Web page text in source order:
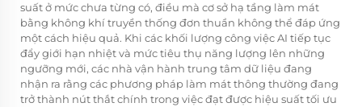
suất ở mức chưa từng có, điều mà cơ sở hạ tầng làm mát
bằng không khí truyền thống đơn thuần không thể đáp ứng
một cách hiệu quả. Khi các khối lượng công việc AI tiếp tục
đẩy giới hạn nhiệt và mức tiêu thụ năng lượng lên những
ngưỡng mới, các nhà vận hành trung tâm dữ liệu đang
nhận ra rằng các phương pháp làm mát thông thường đang
trở thành nút thắt chính trong việc đạt được hiệu suất tối ưu